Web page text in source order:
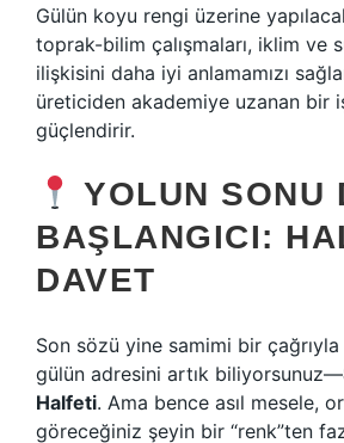
Gülün koyu rengi üzerine
toprak-bilim çalışmaları, iklim ve
ilişkisini daha iyi anlamamızı
üreticiden akademiye uzanan bir
güçlendirir.
YOLUN SONU
BAŞLANGICI:
DAVET
Son sözü yine samimi bir
gülün adresini artık biliyorsunuz—
Halfeti. Ama bence asıl mesele,
göreceğiniz şeyin bir “renk”ten